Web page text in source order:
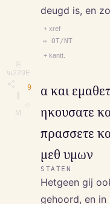
⎘
\u229E
M
deugd is, en
+ xref
↔ OT/NT
+ kantt.
9
α και
ηκουσατε
πρασσετε
μεθ υμων
STATEN
Hetgeen gij
gehoord, en